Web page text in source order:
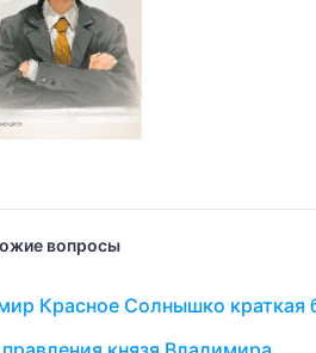
вопросы
Красное Солнышко краткая